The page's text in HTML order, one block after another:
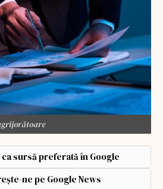
sursă preferată în Google
ne pe Google News